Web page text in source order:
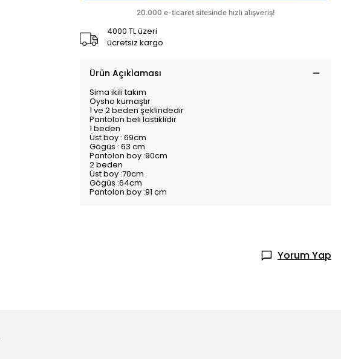
4000 TL üzeri
ücretsiz kargo
Ürün Açıklaması
Sima ikili takım
Oysho kumaştır
1 ve 2 beden şeklindedir
Pantolon beli lastiklidir
1 beden
Üst boy : 69cm
Gögüs : 63 cm
Pantolon boy :90cm
2 beden
Üst boy :70cm
Gögüs :64cm
Pantolon boy :91 cm
Yorum Yap